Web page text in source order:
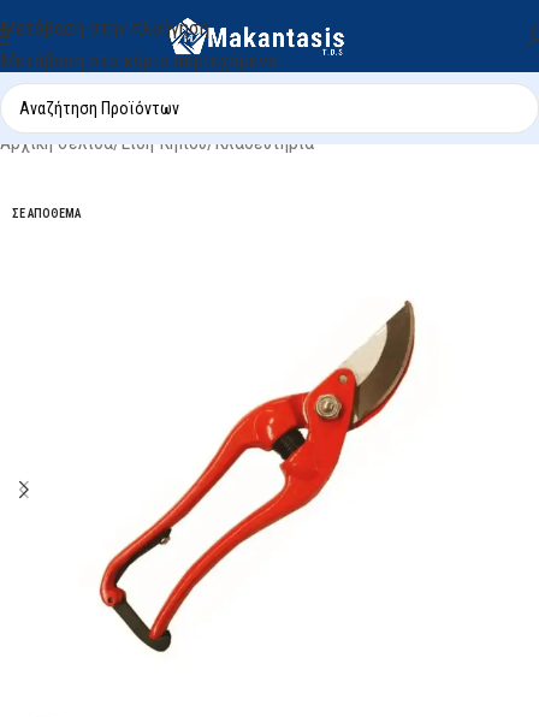
Μετάβαση στην πλοήγηση
Μετάβαση στο κύριο περιεχόμενο
Αρχική σελίδα/Είδη Κήπου/Κλαδευτήρια
ΣΕ ΑΠΌΘΕΜΑ